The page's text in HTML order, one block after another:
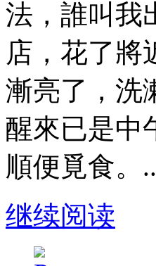
法，誰叫我
店，花了將
漸亮了，洗
醒來已是中
順便覓食。
继续阅读